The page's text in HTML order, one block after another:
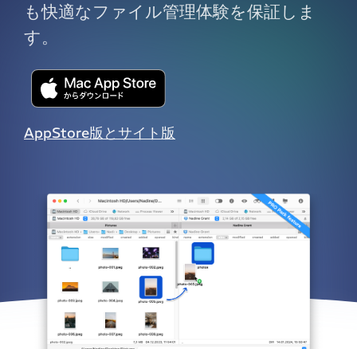
も快適なファイル管理体験を保証しま
す。
AppStore版とサイト版